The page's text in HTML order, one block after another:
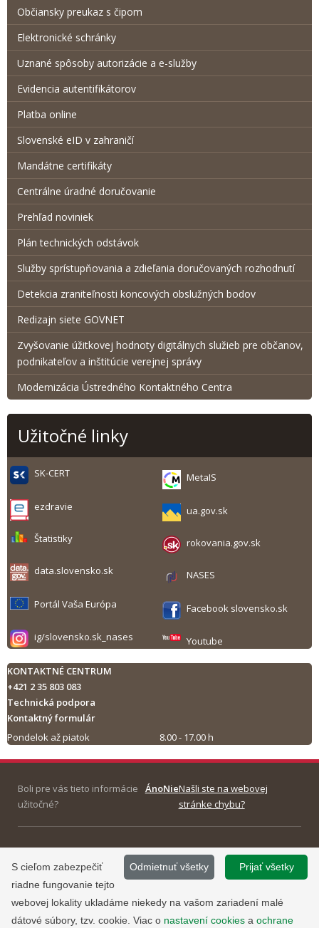
Občiansky preukaz s čipom
Elektronické schránky
Uznané spôsoby autorizácie a e-služby
Evidencia autentifikátorov
Platba online
Slovenské eID v zahraničí
Mandátne certifikáty
Centrálne úradné doručovanie
Prehľad noviniek
Plán technických odstávok
Služby sprístupňovania a zdieľania doručovaných rozhodnutí
Detekcia zraniteľnosti koncových obslužných bodov
Redizajn siete GOVNET
Zvyšovanie úžitkovej hodnoty digitálnych služieb pre občanov,
podnikateľov a inštitúcie verejnej správy
Modernizácia Ústredného Kontaktného Centra
Užitočné linky
SK-CERT MetaIS
ezdravie ua.gov.sk
Štatistiky rokovania.gov.sk
data.slovensko.sk NASES
Portál Vaša Európa Facebook slovensko.sk
ig/slovensko.sk_nases Youtube
KONTAKTNÉ CENTRUM
+421 2 35 803 083
Technická podpora
Kontaktný formulár
Pondelok až piatok
8.00 - 17.00 h
Tlač obsahu
Boli pre vás tieto informácie
užitočné?
ÁnoNieNašli ste na webovej
stránke chybu?
©2013 - 2026, Slovensko.sk
Informácie zverejnené na portáli
majú informatívny charakter.
Prevádzku stránky
www.slovensko.sk a správu jej
obsahu zabezpečuje
Prijať všetky
Odmietnuť všetky
S cieľom zabezpečiť
riadne fungovanie tejto
webovej lokality ukladáme niekedy na vašom zariadení malé
dátové súbory, tzv. cookie. Viac o nastavení cookies a ochrane